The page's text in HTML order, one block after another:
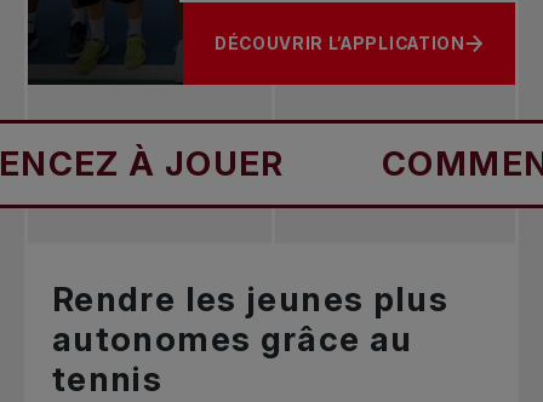
DÉCOUVRIR L’APPLICATION
À PROPOS DE PRÊT À ENTRER
JOUER COMMENCEZ À
Rendre les jeunes plus
autonomes grâce au
tennis